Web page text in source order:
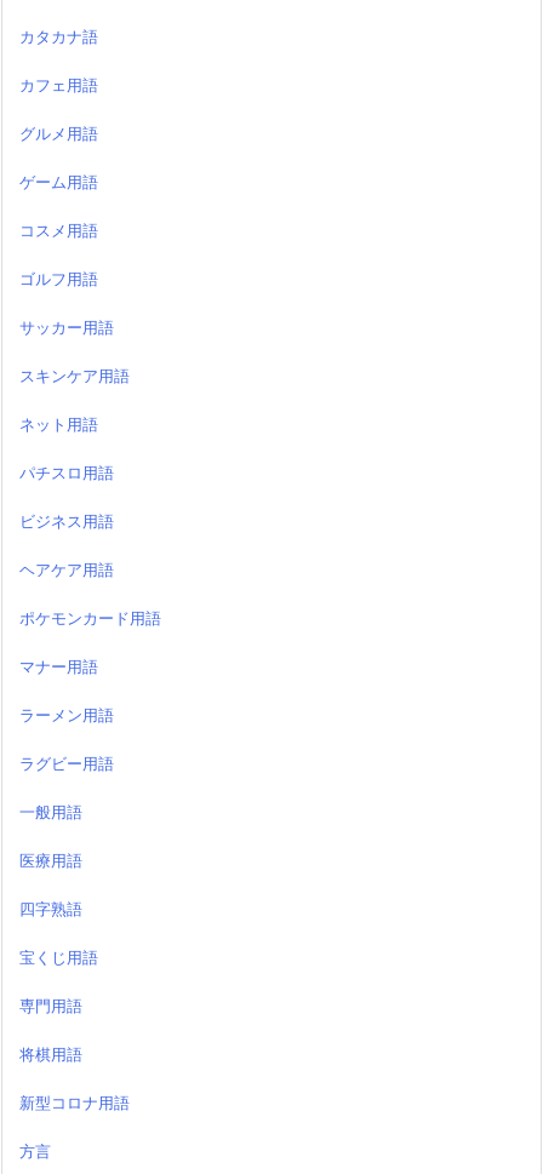
カタカナ語
カフェ用語
グルメ用語
ゲーム用語
コスメ用語
ゴルフ用語
サッカー用語
スキンケア用語
ネット用語
パチスロ用語
ビジネス用語
ヘアケア用語
ポケモンカード用語
マナー用語
ラーメン用語
ラグビー用語
一般用語
医療用語
四字熟語
宝くじ用語
専門用語
将棋用語
新型コロナ用語
方言